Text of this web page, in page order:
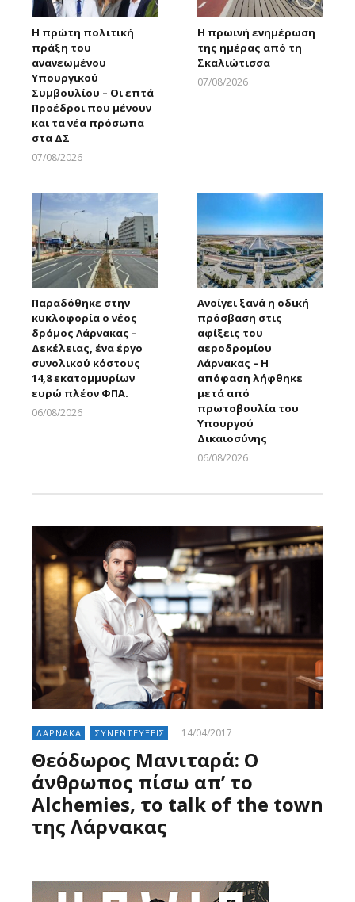
Η πρώτη πολιτική
πράξη του
ανανεωμένου
Υπουργικού
Συμβουλίου – Οι επτά
Προέδροι που μένουν
και τα νέα πρόσωπα
στα ΔΣ
07/08/2026
Η πρωινή ενημέρωση
της ημέρας από τη
Σκαλιώτισσα
07/08/2026
Παραδόθηκε στην
κυκλοφορία ο νέος
δρόμος Λάρνακας –
Δεκέλειας, ένα έργο
συνολικού κόστους
14,8 εκατομμυρίων
ευρώ πλέον ΦΠΑ.
06/08/2026
Ανοίγει ξανά η οδική
πρόσβαση στις
αφίξεις του
αεροδρομίου
Λάρνακας – Η
απόφαση λήφθηκε
μετά από
πρωτοβουλία του
Υπουργού
Δικαιοσύνης
06/08/2026
ΛΑΡΝΑΚΑ ΣΥΝΕΝΤΕΥΞΕΙΣ 14/04/2017
Θεόδωρος Μανιταρά: Ο
άνθρωπος πίσω απ’ το
Alchemies, το talk of the town
της Λάρνακας